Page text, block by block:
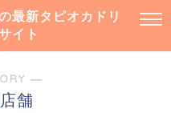
最新タピオカドリ
イト
―
舗